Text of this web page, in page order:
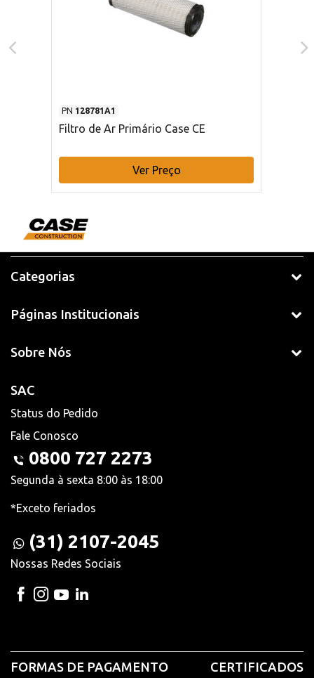
PN 128781A1
Filtro de Ar Primário Case CE
Ver Preço
Categorias
Páginas Institucionais
Sobre Nós
SAC
Status do Pedido
Fale Conosco
0800 727 2273
Segunda à sexta 8:00 às 18:00
*Exceto feriados
(31) 2107-2045
Nossas Redes Sociais
FORMAS DE PAGAMENTO CERTIFICADOS